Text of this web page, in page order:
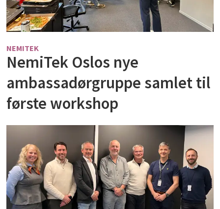
NEMITEK
NemiTek Oslos nye
ambassadørgruppe samlet til
første workshop